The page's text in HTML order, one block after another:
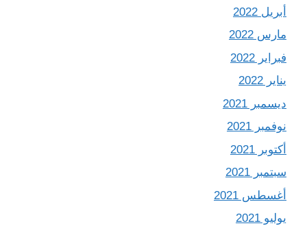
أبريل 2022
مارس 2022
فبراير 2022
يناير 2022
ديسمبر 2021
نوفمبر 2021
أكتوبر 2021
سبتمبر 2021
أغسطس 2021
يوليو 2021